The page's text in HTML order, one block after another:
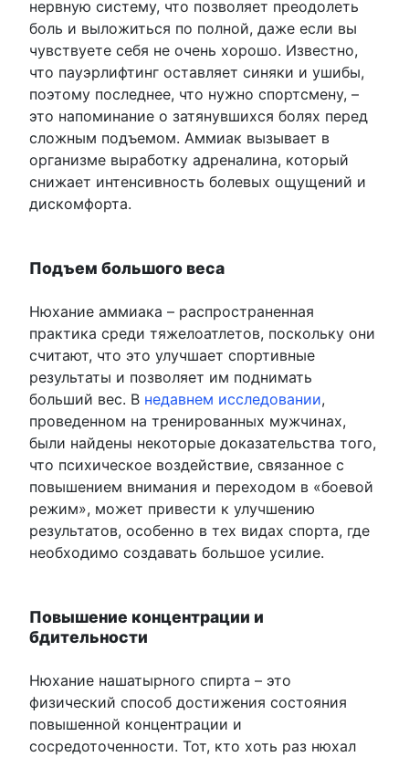
нервную систему, что позволяет преодолеть
боль и выложиться по полной, даже если вы
чувствуете себя не очень хорошо. Известно,
что пауэрлифтинг оставляет синяки и ушибы,
поэтому последнее, что нужно спортсмену, –
это напоминание о затянувшихся болях перед
сложным подъемом. Аммиак вызывает в
организме выработку адреналина, который
снижает интенсивность болевых ощущений и
дискомфорта.
Подъем большого веса
Нюхание аммиака – распространенная
практика среди тяжелоатлетов, поскольку они
считают, что это улучшает спортивные
результаты и позволяет им поднимать
больший вес. В недавнем исследовании,
проведенном на тренированных мужчинах,
были найдены некоторые доказательства того,
что психическое воздействие, связанное с
повышением внимания и переходом в «боевой
режим», может привести к улучшению
результатов, особенно в тех видах спорта, где
необходимо создавать большое усилие.
Повышение концентрации и
бдительности
Нюхание нашатырного спирта – это
физический способ достижения состояния
повышенной концентрации и
сосредоточенности. Тот, кто хоть раз нюхал